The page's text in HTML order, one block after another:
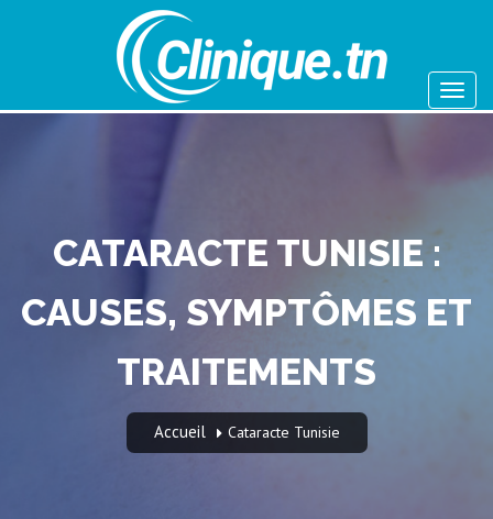
CATARACTE TUNISIE :
CAUSES, SYMPTÔMES ET
TRAITEMENTS
Accueil Cataracte Tunisie